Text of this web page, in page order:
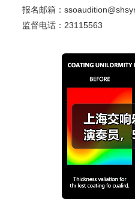
报名邮箱：
监督电话：23115563